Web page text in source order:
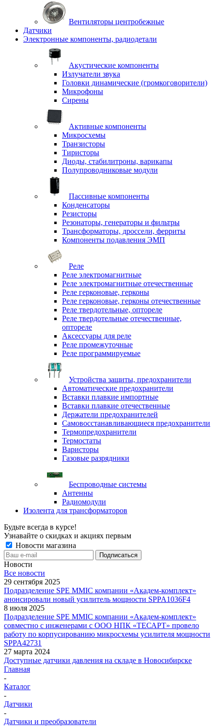
Вентиляторы центробежные
Датчики
Электронные компоненты, радиодетали
Акустические компоненты
Излучатели звука
Головки динамические (громкоговорители)
Микрофоны
Сирены
Активные компоненты
Микросхемы
Транзисторы
Тиристоры
Диоды, стабилитроны, варикапы
Полупроводниковые модули
Пассивные компоненты
Конденсаторы
Резисторы
Резонаторы, генераторы и фильтры
Трансформаторы, дроссели, ферриты
Компоненты подавления ЭМП
Реле
Реле электромагнитные
Реле электромагнитные отечественные
Реле герконовые, герконы
Реле герконовые, герконы отечественные
Реле твердотельные, оптореле
Реле твердотельные отечественные,
оптореле
Аксессуары для реле
Реле промежуточные
Реле программируемые
Устройства защиты, предохранители
Автоматические предохранители
Вставки плавкие импортные
Вставки плавкие отечественные
Держатели предохранителей
Самовосстанавливающиеся предохранители
Термопредохранители
Термостаты
Варисторы
Газовые разрядники
Беспроводные системы
Антенны
Радиомодули
Изолента для трансформаторов
Будьте всегда в курсе!
Узнавайте о скидках и акциях первым
Новости магазина
Новости
Все новости
29 сентября 2025
Подразделение SPE MMIC компании «Академ-комплект»
анонсировали новый усилитель мощности SPPA1036F4
8 июля 2025
Подразделение SPE MMIC компании «Академ-комплект»
совместно с инженерами с ООО НПК «ТЕСАРТ» провело
работу по корпусированию микросхемы усилителя мощности
SPPA42731
27 марта 2024
Доступные датчики давления на складе в Новосибирске
Главная
-
Каталог
-
Датчики
-
Датчики и преобразователи